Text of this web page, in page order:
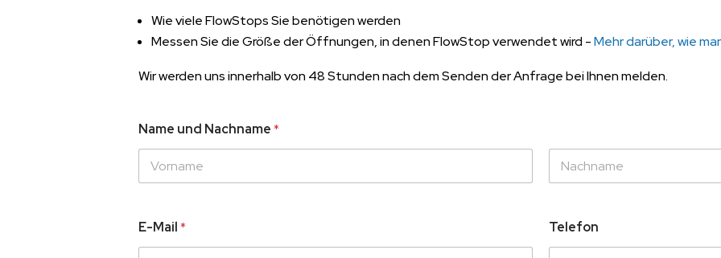
Wie viele FlowStops Sie benötigen werden
Messen Sie die Größe der Öffnungen, in denen FlowStop verwendet wird -Mehr darüber, wie
Wir werden uns innerhalb von 48 Stunden nach dem Senden der Anfrage bei Ihnen melden.
Name und Nachname*
E-Mail* Telefon